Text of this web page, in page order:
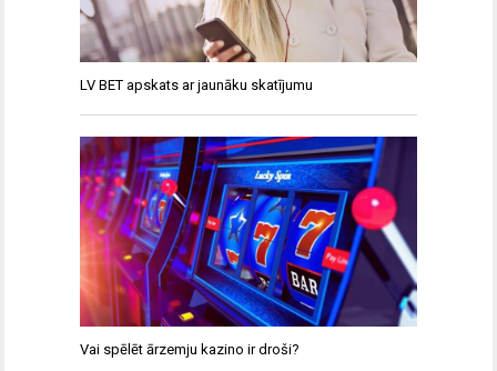
LV BET apskats ar jaunāku skatījumu
Vai spēlēt ārzemju kazino ir droši?